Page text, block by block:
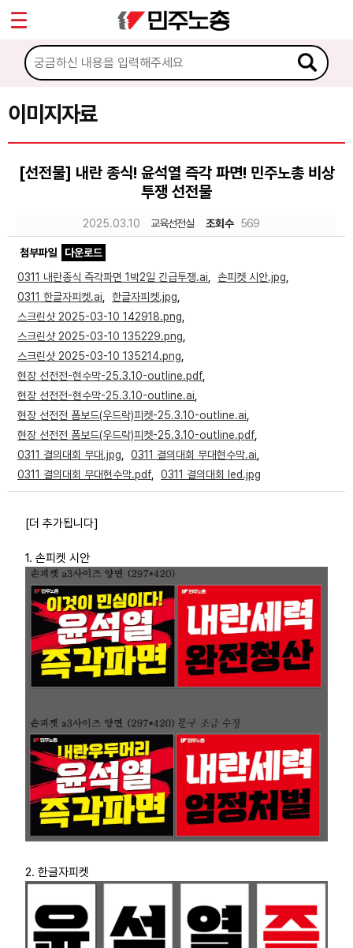
이미지자료
[선전물] 내란 종식! 윤석열 즉각 파면! 민주노총 비상
투쟁 선전물
2025.03.10 교육선전실 조회수 569
첨부파일
다운로드
0311 내란종식 즉각파면 1박2일 긴급투쟁.ai
손피켓 시안.jpg
0311 한글자피켓.ai
한글자피켓.jpg
스크린샷 2025-03-10 142918.png
스크린샷 2025-03-10 135229.png
스크린샷 2025-03-10 135214.png
현장 선전전-현수막-25.3.10-outline.pdf
현장 선전전-현수막-25.3.10-outline.ai
현장 선전전 폼보드(우드락)피켓-25.3.10-outline.ai
현장 선전전 폼보드(우드락)피켓-25.3.10-outline.pdf
0311 결의대회 무대.jpg
0311 결의대회 무대현수막.ai
0311 결의대회 무대현수막.pdf
0311 결의대회 led.jpg
[더 추가됩니다]
1. 손피켓 시안
2. 한글자피켓
마이페이지
소개
소식
문서자료
이미지자료
미디어자료
카드뉴스
부설기관
업무
Sketchbook5, 스케치북5
Sketchbook5, 스케치북5